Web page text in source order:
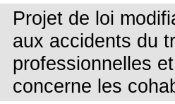
Projet de loi
aux accidents du
professionnelles
concerne les